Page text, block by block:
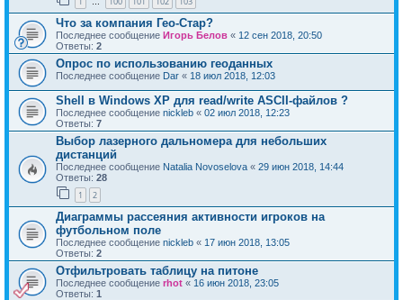
…
Что за компания Гео-Стар?
Последнее сообщение Игорь Белов « 12 сен 2018, 20:50
Ответы: 2
Опрос по использованию геоданных
Последнее сообщение Dar « 18 июл 2018, 12:03
Shell в Windows XP для read/write ASCII-файлов ?
Последнее сообщение nickleb « 02 июл 2018, 12:23
Ответы: 7
Выбор лазерного дальномера для небольших
дистанций
Последнее сообщение Natalia Novoselova « 29 июн 2018, 14:44
Ответы: 28
1 2
Диаграммы рассеяния активности игроков на
футбольном поле
Последнее сообщение nickleb « 17 июн 2018, 13:05
Ответы: 2
Отфильтровать таблицу на питоне
Последнее сообщение rhot « 16 июн 2018, 23:05
Ответы: 1